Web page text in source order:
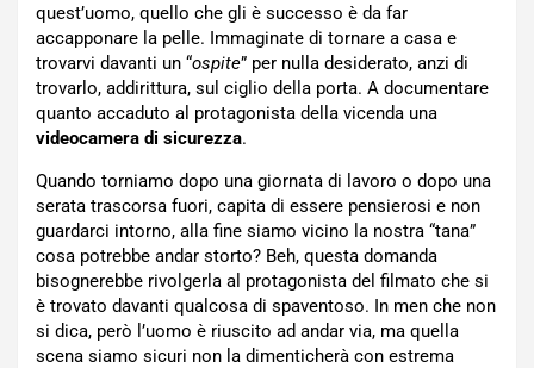
quest’uomo, quello che gli è successo è da far
accapponare la pelle. Immaginate di tornare a casa e
trovarvi davanti un “ospite” per nulla desiderato, anzi di
trovarlo, addirittura, sul ciglio della porta. A documentare
quanto accaduto al protagonista della vicenda una
videocamera di sicurezza.
Quando torniamo dopo una giornata di lavoro o dopo una
serata trascorsa fuori, capita di essere pensierosi e non
guardarci intorno, alla fine siamo vicino la nostra “tana”
cosa potrebbe andar storto? Beh, questa domanda
bisognerebbe rivolgerla al protagonista del filmato che si
è trovato davanti qualcosa di spaventoso. In men che non
si dica, però l’uomo è riuscito ad andar via, ma quella
scena siamo sicuri non la dimenticherà con estrema